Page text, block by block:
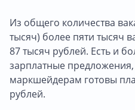
Из общего количества
тысяч) более пяти тысяч
87 тысяч рублей. Есть и
зарплатные
маркшейдерам готовы
рублей.